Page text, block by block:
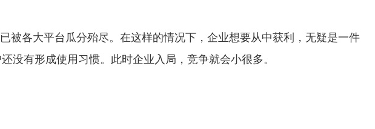
被各大平台瓜分殆尽。在这样的情况下，企业想要从中获利，无疑是一件
没有形成使用习惯。此时企业入局，竞争就会小很多。